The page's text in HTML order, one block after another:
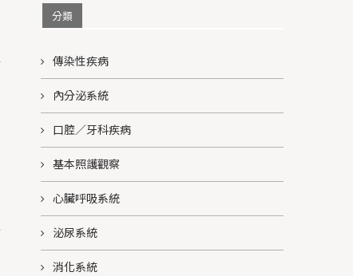
分類
傳染性疾病
內分泌系統
口腔／牙科疾病
基本照護觀察
心臟呼吸系統
泌尿系統
消化系統